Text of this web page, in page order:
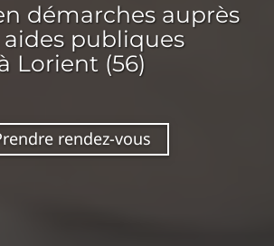
démarches auprès
aides publiques
Lorient (56)
rendez-vous